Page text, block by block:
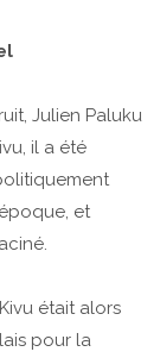
Julien Paluku
il a été
et
était alors
pour la